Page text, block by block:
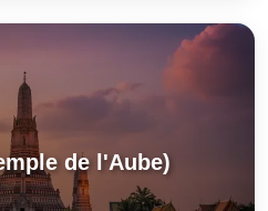
de l'Aube)